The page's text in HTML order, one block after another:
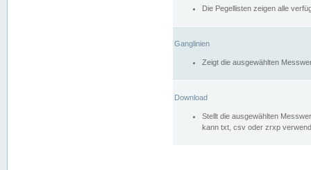
Die Pegellisten zeigen alle
Ganglinien
Zeigt die ausgewählten
Download
Stellt die ausgewählten
kann txt, csv oder zrxp